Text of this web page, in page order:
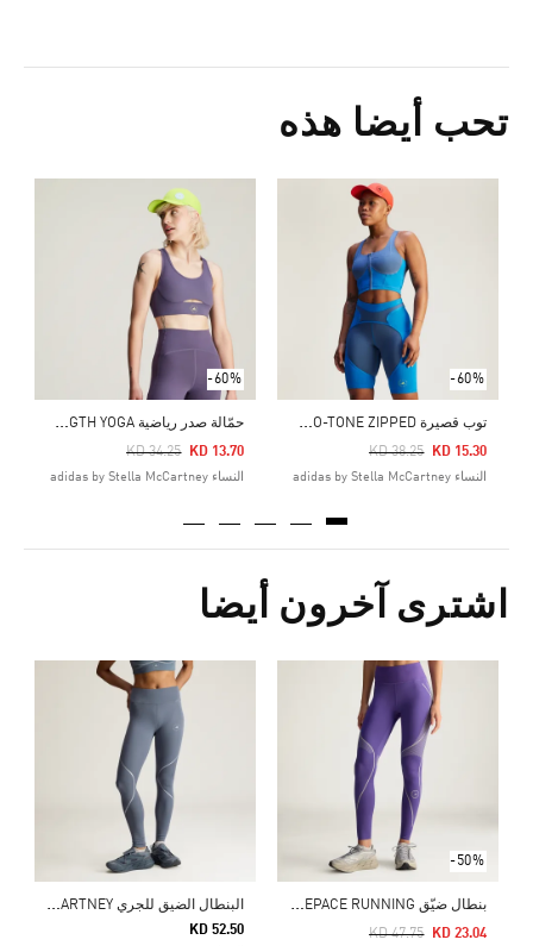
تحب أيضا هذه
-60%
ت
وب قصيرة ADIDAS BY STELLA MCCARTNEY TWO-TONE ZIPPED
Price Reduced From
KD 38.25
To KD 15.30
النساء adidas by Stella McCartney
-60%
ح
مّالة صدر رياضية ADIDAS BY STELLA MCCARTNEY TRUESTRENGTH YOGA
Price Reduced From
KD 34.25
To KD 13.70
النساء adidas by Stella McCartney
اشترى آخرون أيضا
-50%
ب
نطال ضيّق ADIDAS BY STELLA MCCARTNEY TRUEPACE RUNNING
Price Reduced From
KD 47.75
To KD 23.04
ا
لبنطال الضيق للجري ADIDAS BY STELLA MCCARTNEY
KD 52.50